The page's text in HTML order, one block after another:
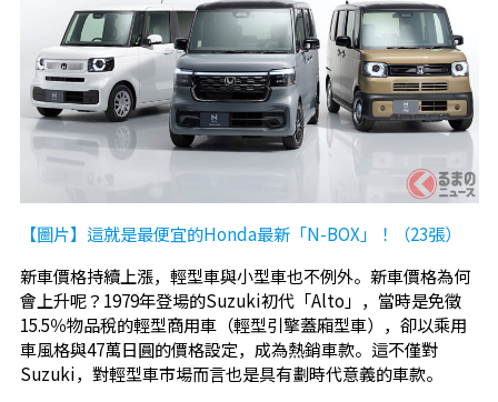
【圖片】這就是最便宜的Honda最新「N-BOX」！（23張）
新車價格持續上漲，輕型車與小型車也不例外。新車價格為何
會上升呢？1979年登場的Suzuki初代「Alto」，當時是免徵
15.5％物品稅的輕型商用車（輕型引擎蓋廂型車），卻以乘用
車風格與47萬日圓的價格設定，成為熱銷車款。這不僅對
Suzuki，對輕型車市場而言也是具有劃時代意義的車款。